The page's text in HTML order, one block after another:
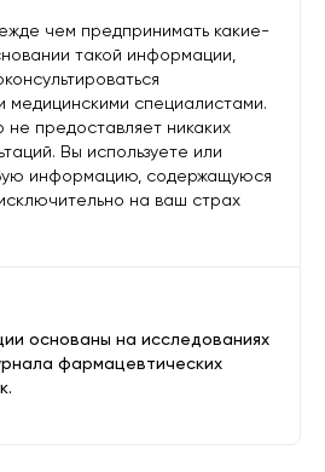
основаны на исследованиях
фармацевтических
чем предпринимать какие-
такой информации,
медицинскими специалистами.
предоставляет никаких
Вы используете или
информацию, содержащуюся
на ваш страх